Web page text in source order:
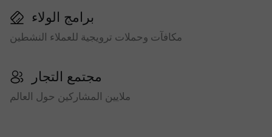
برامج الولاء
مكافآت وحملات ترويجية للعملاء النشطين
مجتمع التجار
ملايين المشاركين حول العالم